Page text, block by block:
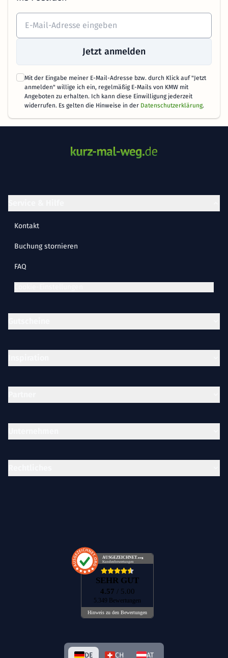
Jetzt anmelden
Mit der Eingabe meiner E-Mail-Adresse bzw. durch Klick auf "Jetzt
anmelden" willige ich ein, regelmäßig E-Mails von KMW mit
Angeboten zu erhalten. Ich kann diese Einwilligung jederzeit
widerrufen. Es gelten die Hinweise in der Datenschutzerklärung.
AUSGEZEICHNET.org
Kundenbewertungen
SEHR GUT
4.57 / 5.00
5.349 Bewertungen
Hinweis zu den Bewertungen
Kontakt
Buchung stornieren
FAQ
DE CH AT